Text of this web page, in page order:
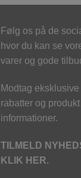
Følg os på de
hvor du kan se
varer og gode
Modtag
rabatter og produkt
informationer.
TILMELD
KLIK HER.